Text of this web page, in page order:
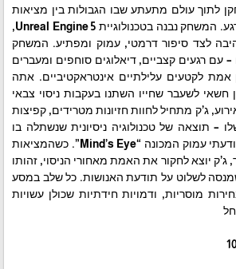
לתוך עולם מתעתע שבו הגבולות בין מציאות
להזיה מיטשטשים בכל רגע. המשחק נבנה בטכנולוגיית Unreal Engine 5,
לצד סיפור דרמטי, עמוק ומפתיע. המשחק
רגעים קצביים, דיאלוגים סוחפים ומעברים
אמת לקטעים עלילתיים אינטראקטיביים. אתה
חשאי לשעבר שחייו השתנו בעקבות ניסוי צבאי
ג’ק מתחיל לחוות חזיונות מטרידים, קפיצות
– תוצאה של טכנולוגיה ניסיונית שנשתלה בו
ומקנה לו גישה לעולם תודעתי עמוק המכונה “Mind’s Eye”. כשהמציאות
יוצא לחקור את האמת מאחורי הניסוי, זהותו
לשלוט על תודעת האנושות. כל שלב במסע
מוסריות, ודמויות חידתיות שכולן עשויות